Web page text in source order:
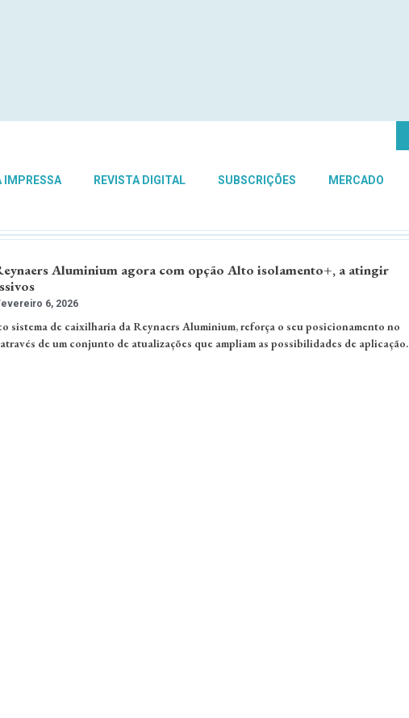
IMPRESSA REVISTA DIGITAL SUBSCRIÇÕES MERCADO
Aluminium agora com opção Alto isolamento+, a atingir
6, 2026
sistema de caixilharia da Reynaers Aluminium, reforça o seu posicionamento no
de um conjunto de atualizações que ampliam as possibilidades de aplicação.